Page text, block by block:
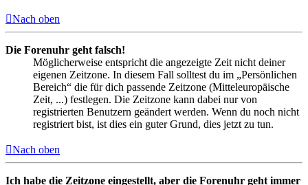
Nach oben
Die Forenuhr geht falsch!
Möglicherweise entspricht die angezeigte Zeit nicht deiner
eigenen Zeitzone. In diesem Fall solltest du im „Persönlichen
Bereich“ die für dich passende Zeitzone (Mitteleuropäische
Zeit, ...) festlegen. Die Zeitzone kann dabei nur von
registrierten Benutzern geändert werden. Wenn du noch nicht
registriert bist, ist dies ein guter Grund, dies jetzt zu tun.
Nach oben
Ich habe die Zeitzone eingestellt, aber die Forenuhr geht immer